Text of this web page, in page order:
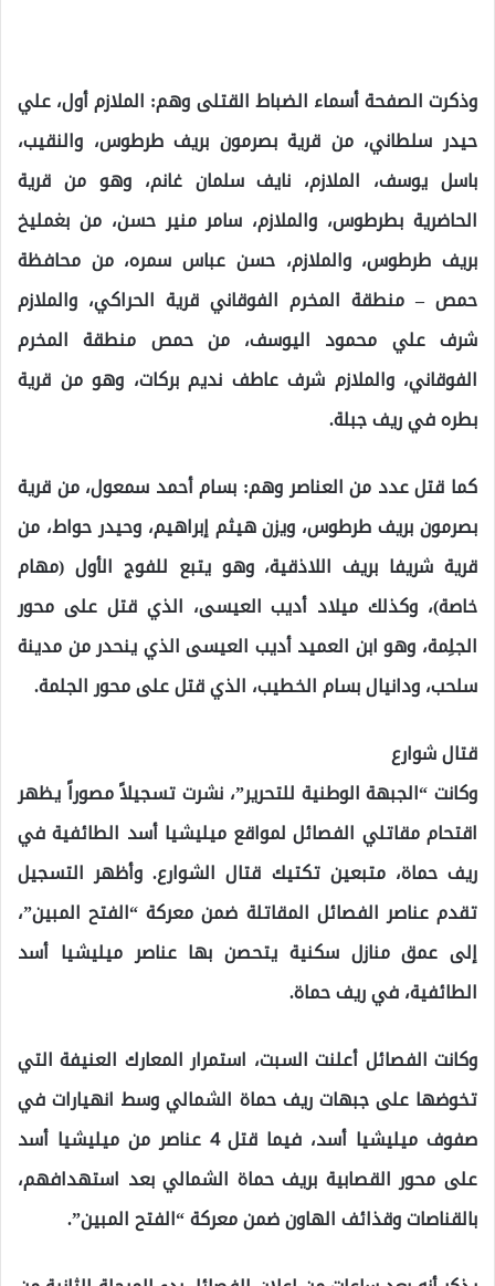
وذكرت الصفحة أسماء الضباط القتلى وهم: الملازم أول، علي
حيدر سلطاني، من قرية بصرمون بريف طرطوس، والنقيب،
باسل يوسف، الملازم، نايف سلمان غانم، وهو من قرية
الحاضرية بطرطوس، والملازم، سامر منير حسن، من بغمليخ
بريف طرطوس، والملازم، حسن عباس سمره، من محافظة
حمص – منطقة المخرم الفوقاني قرية الحراكي، والملازم
شرف علي محمود اليوسف، من حمص منطقة المخرم
الفوقاني، والملازم شرف عاطف نديم بركات، وهو من قرية
بطره في ريف جبلة.
كما قتل عدد من العناصر وهم: بسام أحمد سمعول، من قرية
بصرمون بريف طرطوس، ويزن هيثم إبراهيم، وحيدر حواط، من
قرية شريفا بريف اللاذقية، وهو يتبع للفوج الأول (مهام
خاصة)، وكذلك ميلاد أديب العيسى، الذي قتل على محور
الجلِمة، وهو ابن العميد أديب العيسى الذي ينحدر من مدينة
سلحب، ودانيال بسام الخطيب، الذي قتل على محور الجلمة.
قتال شوارع
وكانت “الجبهة الوطنية للتحرير”، نشرت تسجيلاً مصوراً يظهر
اقتحام مقاتلي الفصائل لمواقع ميليشيا أسد الطائفية في
ريف حماة، متبعين تكتيك قتال الشوارع. وأظهر التسجيل
تقدم عناصر الفصائل المقاتلة ضمن معركة “الفتح المبين”،
إلى عمق منازل سكنية يتحصن بها عناصر ميليشيا أسد
الطائفية، في ريف حماة.
وكانت الفصائل أعلنت السبت، استمرار المعارك العنيفة التي
تخوضها على جبهات ريف حماة الشمالي وسط انهيارات في
صفوف ميليشيا أسد، فيما قتل 4 عناصر من ميليشيا أسد
على محور القصابية بريف حماة الشمالي بعد استهدافهم،
بالقناصات وقذائف الهاون ضمن معركة “الفتح المبين”.